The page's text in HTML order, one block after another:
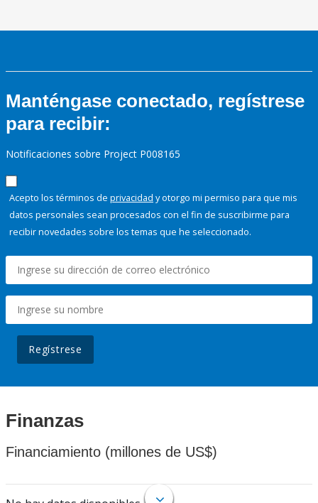
Manténgase conectado, regístrese
para recibir:
Notificaciones sobre Project P008165
Acepto los términos de privacidad y otorgo mi permiso para que mis
datos personales sean procesados con el fin de suscribirme para
recibir novedades sobre los temas que he seleccionado.
Regístrese
Finanzas
Financiamiento (millones de US$)